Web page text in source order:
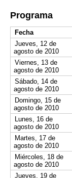
Programa
Fecha
Jueves, 12 de
agosto de 2010
Viernes, 13 de
agosto de 2010
Sábado, 14 de
agosto de 2010
Domingo, 15 de
agosto de 2010
Lunes, 16 de
agosto de 2010
Martes, 17 de
agosto de 2010
Miércoles, 18 de
agosto de 2010
Jueves, 19 de